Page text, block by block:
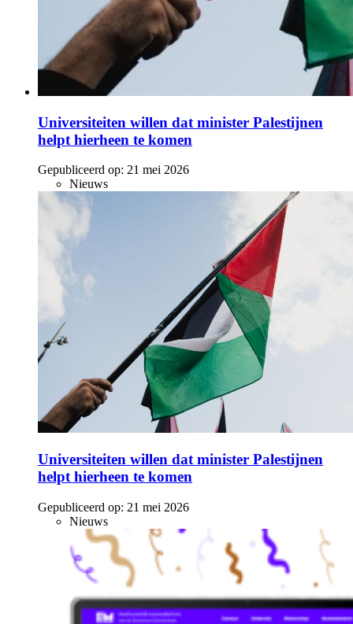
Universiteiten willen dat minister Palestijnen
helpt hierheen te komen
Gepubliceerd op: 21 mei 2026
Nieuws
Universiteiten willen dat minister Palestijnen
helpt hierheen te komen
Gepubliceerd op: 21 mei 2026
Nieuws